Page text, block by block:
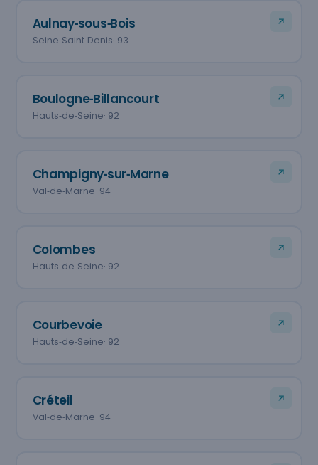
Aulnay‑sous‑Bois
Seine‑Saint‑Denis· 93
Boulogne‑Billancourt
Hauts‑de‑Seine· 92
Champigny‑sur‑Marne
Val‑de‑Marne· 94
Colombes
Hauts‑de‑Seine· 92
Courbevoie
Hauts‑de‑Seine· 92
Créteil
Val‑de‑Marne· 94